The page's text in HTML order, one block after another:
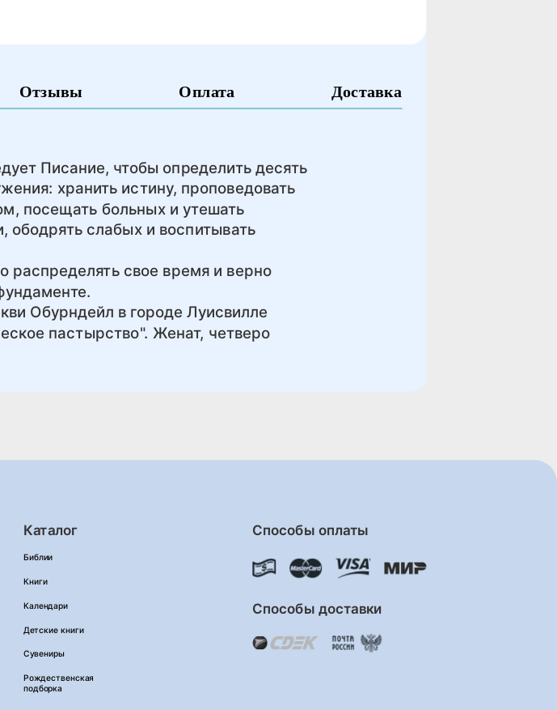
Отзывы Оплата Доставка
Писание, чтобы определить десять
хранить истину, проповедовать
посещать больных и утешать
ободрять слабых и воспитывать
распределять свое время и верно
Обурндейл в городе Луисвилле
пастырство". Женат, четверо
Каталог
Библии
Книги
Календари
Детские книги
Сувениры
Рождественская
подборка
Способы оплаты
Способы доставки